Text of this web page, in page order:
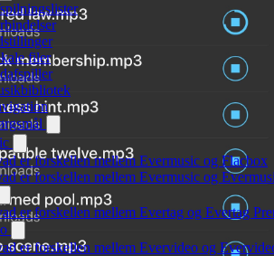
filer
er forskellen mellem Evermusic og Flacbox
er forskellen mellem Evermusic og
er forskellen mellem Evertag og Evertag
er forskellen mellem Evervideo og